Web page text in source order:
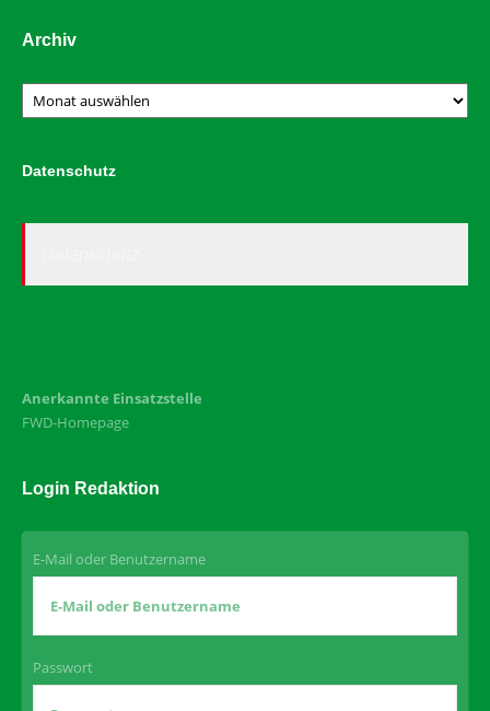
Archiv
Archiv
Datenschutz
Anerkannte Einsatzstelle
FWD-Homepage
Login Redaktion
E-Mail oder Benutzername
Passwort